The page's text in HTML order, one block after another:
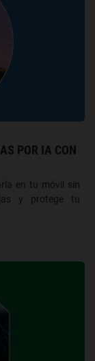
POR IA CON
en tu móvil sin
y protege tu